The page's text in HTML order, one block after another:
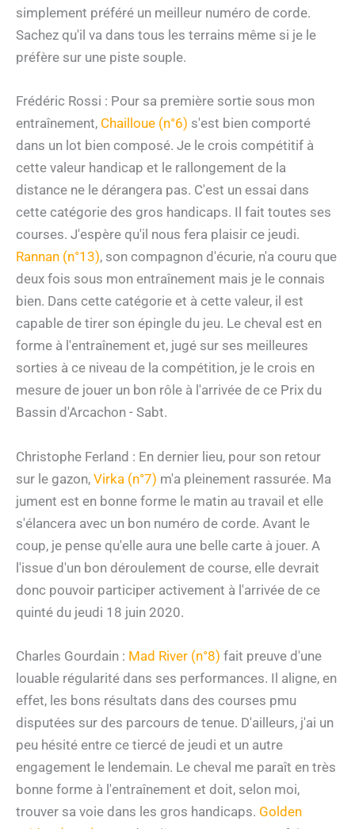
simplement préféré un meilleur numéro de corde.
Sachez qu'il va dans tous les terrains même si je le
préfère sur une piste souple.
Frédéric Rossi : Pour sa première sortie sous mon
entraînement, Chailloue (n°6) s'est bien comporté
dans un lot bien composé. Je le crois compétitif à
cette valeur handicap et le rallongement de la
distance ne le dérangera pas. C'est un essai dans
cette catégorie des gros handicaps. Il fait toutes ses
courses. J'espère qu'il nous fera plaisir ce jeudi.
Rannan (n°13), son compagnon d'écurie, n'a couru que
deux fois sous mon entraînement mais je le connais
bien. Dans cette catégorie et à cette valeur, il est
capable de tirer son épingle du jeu. Le cheval est en
forme à l'entraînement et, jugé sur ses meilleures
sorties à ce niveau de la compétition, je le crois en
mesure de jouer un bon rôle à l'arrivée de ce Prix du
Bassin d'Arcachon - Sabt.
Christophe Ferland : En dernier lieu, pour son retour
sur le gazon, Virka (n°7) m'a pleinement rassurée. Ma
jument est en bonne forme le matin au travail et elle
s'élancera avec un bon numéro de corde. Avant le
coup, je pense qu'elle aura une belle carte à jouer. A
l'issue d'un bon déroulement de course, elle devrait
donc pouvoir participer activement à l'arrivée de ce
quinté du jeudi 18 juin 2020.
Charles Gourdain : Mad River (n°8) fait preuve d'une
louable régularité dans ses performances. Il aligne, en
effet, les bons résultats dans des courses pmu
disputées sur des parcours de tenue. D'ailleurs, j'ai un
peu hésité entre ce tiercé de jeudi et un autre
engagement le lendemain. Le cheval me paraît en très
bonne forme à l'entraînement et doit, selon moi,
trouver sa voie dans les gros handicaps. Golden